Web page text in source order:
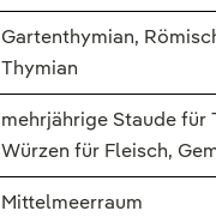
Gartenthymian,
Thymian
mehrjährige Staude für
Würzen für Fleisch,
Mittelmeerraum